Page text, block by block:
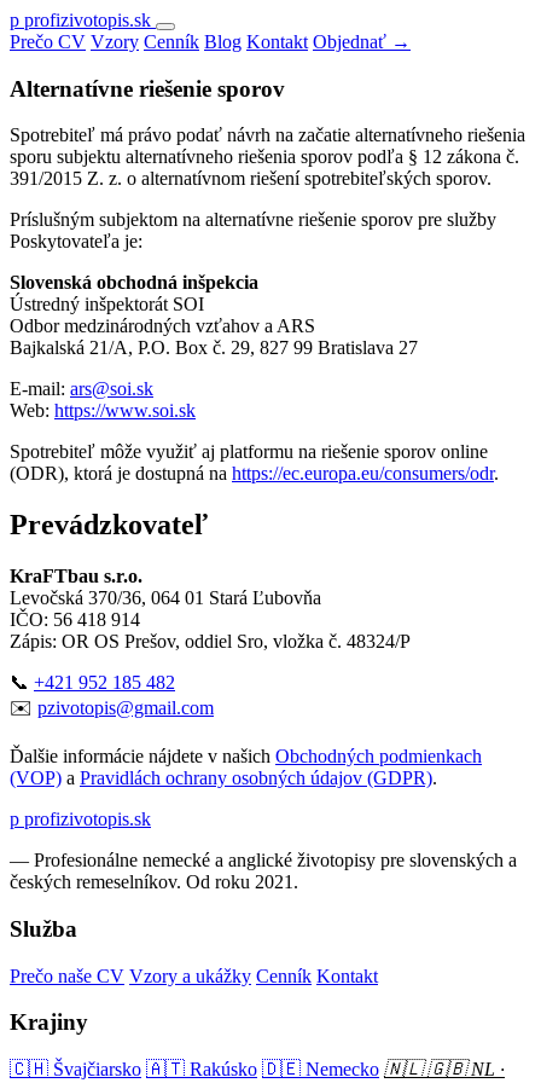
Preskočiť
na
p profizivotopis.sk
Prečo CV Vzory Cenník Blog Kontakt Objednať →
Alternatívne riešenie sporov
Spotrebiteľ má právo podať návrh na začatie alternatívneho riešenia
sporu subjektu alternatívneho riešenia sporov podľa § 12 zákona č.
391/2015 Z. z. o alternatívnom riešení spotrebiteľských sporov.
Príslušným subjektom na alternatívne riešenie sporov pre služby
Poskytovateľa je:
Slovenská obchodná inšpekcia
Ústredný inšpektorát SOI
Odbor medzinárodných vzťahov a ARS
Bajkalská 21/A, P.O. Box č. 29, 827 99 Bratislava 27
E-mail: ars@soi.sk
Web: https://www.soi.sk
Spotrebiteľ môže využiť aj platformu na riešenie sporov online
(ODR), ktorá je dostupná na https://ec.europa.eu/consumers/odr.
Prevádzkovateľ
KraFTbau s.r.o.
Levočská 370/36, 064 01 Stará Ľubovňa
IČO: 56 418 914
Zápis: OR OS Prešov, oddiel Sro, vložka č. 48324/P
📞 +421 952 185 482
✉️ pzivotopis@gmail.com
Ďalšie informácie nájdete v našich Obchodných podmienkach
(VOP) a Pravidlách ochrany osobných údajov (GDPR).
p profizivotopis.sk
— Profesionálne nemecké a anglické životopisy pre slovenských a
českých remeselníkov. Od roku 2021.
Služba
Prečo naše CV Vzory a ukážky Cenník Kontakt
Krajiny
🇨🇭 Švajčiarsko 🇦🇹 Rakúsko 🇩🇪 Nemecko 🇳🇱 🇬🇧 NL ·